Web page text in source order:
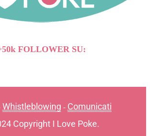
FOLLOWER SU:
Whistleblowing - Comunicati
Copyright I Love Poke.